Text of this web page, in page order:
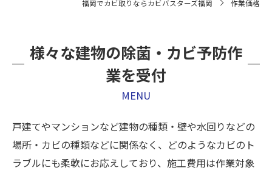
福岡でカビ取りならカビバスターズ福岡 作業価格
様々な建物の除菌・カビ予防作
業を受付
MENU
戸建てやマンションなど建物の種類・壁や水回りなどの
場所・カビの種類などに関係なく、どのようなカビのト
ラブルにも柔軟にお応えしており、施工費用は作業対象